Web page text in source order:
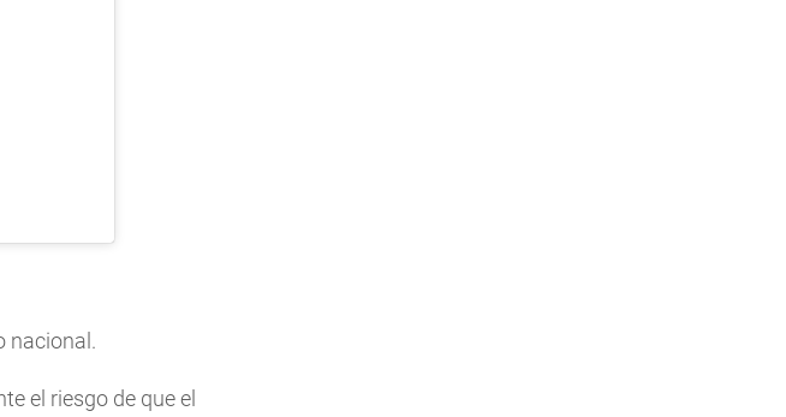
nacional.
el riesgo de que el